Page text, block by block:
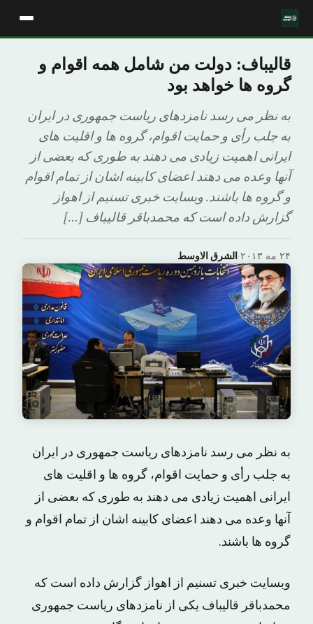
قالیباف: دولت من شامل همه اقوام و
گروه ها خواهد بود
به نظر می رسد نامزدهای ریاست جمهوری در ایران
به جلب رأی و حمایت اقوام، گروه ها و اقلیت های
ایرانی اهمیت زیادی می دهند به طوری که بعضی از
آنها وعده می دهند اعضای کابینه اشان از تمام اقوام
و گروه ها باشند. وبسایت خبری تسنیم از اهواز
گزارش داده است که محمدباقر قالیباف […]
الشرق الاوسط· ۲۴ مه ۲۰۱۳
به نظر می رسد نامزدهای ریاست جمهوری در ایران
به جلب رأی و حمایت اقوام، گروه ها و اقلیت های
ایرانی اهمیت زیادی می دهند به طوری که بعضی از
آنها وعده می دهند اعضای کابینه اشان از تمام اقوام و
گروه ها باشند.
وبسایت خبری تسنیم از اهواز گزارش داده است که
محمدباقر قالیباف یکی از نامزدهای ریاست جمهوری